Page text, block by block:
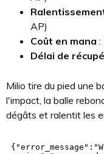
AP)
Coût en mana :
Délai de
Milio tire du pied une
l'impact, la balle
dégâts et ralentit les